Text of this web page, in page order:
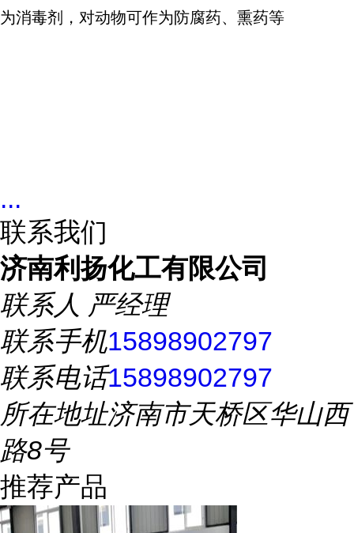
为消毒剂，对动物可作为防腐药、熏药等
...
联系我们
济南利扬化工有限公司
联系人 严经理
联系手机15898902797
联系电话15898902797
所在地址济南市天桥区华山西
路8号
推荐产品